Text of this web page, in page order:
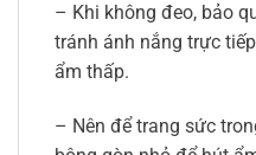
– Khi không đeo, bảo
tránh ánh nắng trực
ẩm thấp.
– Nên để trang sức